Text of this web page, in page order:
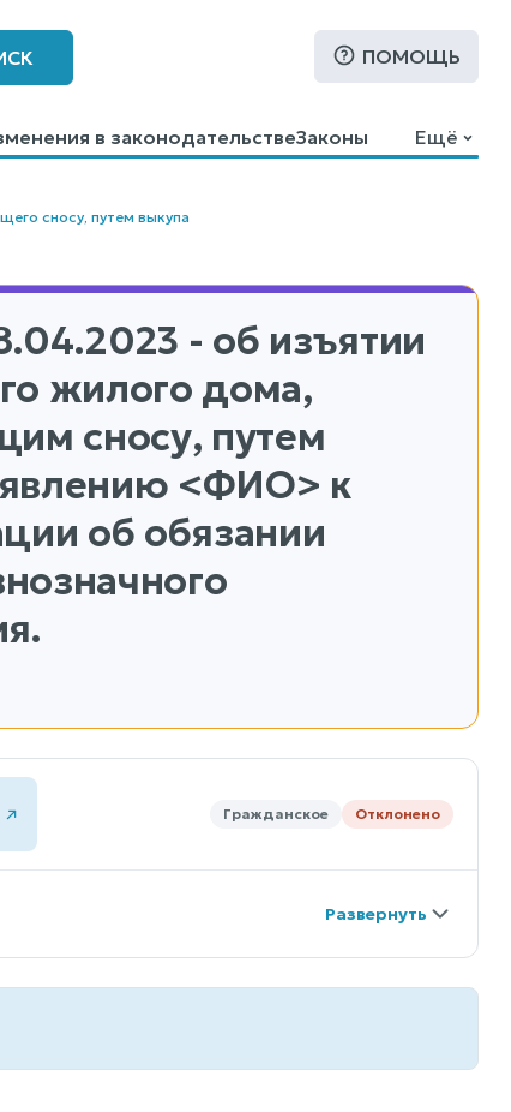
ПОМОЩЬ
в законодательствеЗаконы
Ещё
сносу, путем выкупа
- об изъятии
жилого дома,
сносу, путем
<ФИО> к
об обязании
Гражданское Отклонено